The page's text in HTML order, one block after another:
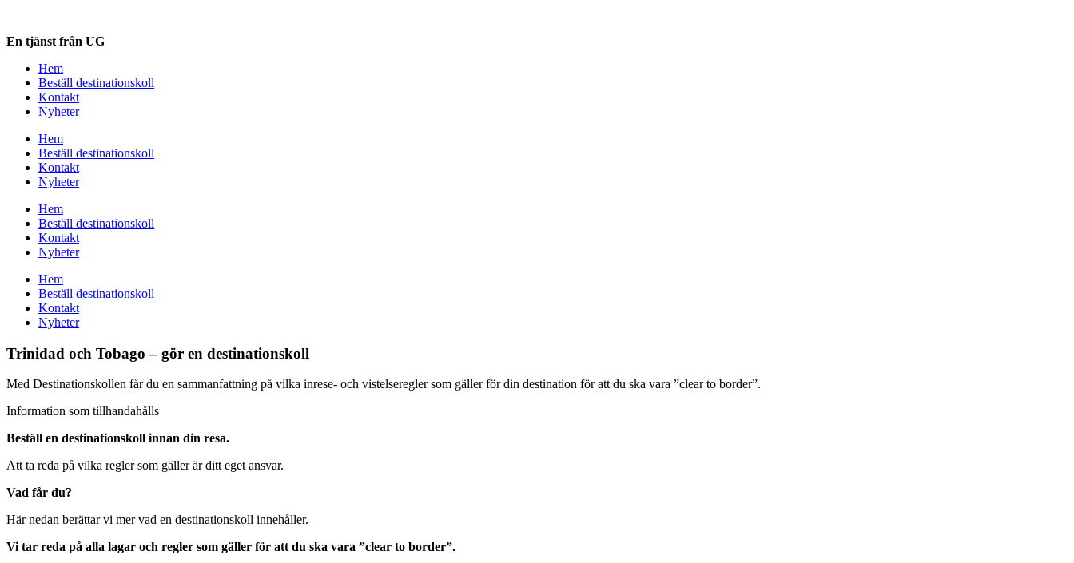
En tjänst från UG
Hem
Beställ destinationskoll
Kontakt
Nyheter
Hem
Beställ destinationskoll
Kontakt
Nyheter
Hem
Beställ destinationskoll
Kontakt
Nyheter
Hem
Beställ destinationskoll
Kontakt
Nyheter
Trinidad och Tobago – gör en destinationskoll
Med Destinationskollen får du en sammanfattning på vilka inrese- och vistelseregler som gäller för din destination för att du ska vara ”clear to border”.
Information som tillhandahålls
Beställ en destinationskoll innan din resa.
Att ta reda på vilka regler som gäller är ditt eget ansvar.
Vad får du?
Här nedan berättar vi mer vad en destinationskoll innehåller.
Vi tar reda på alla lagar och regler som gäller för att du ska vara ”clear to border”.